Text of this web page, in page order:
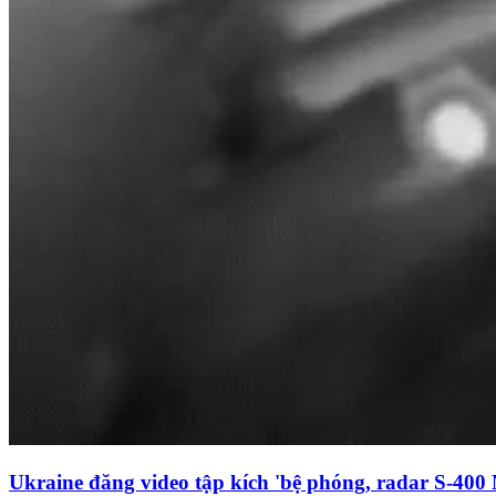
Ukraine đăng video tập kích 'bệ phóng, radar S-400